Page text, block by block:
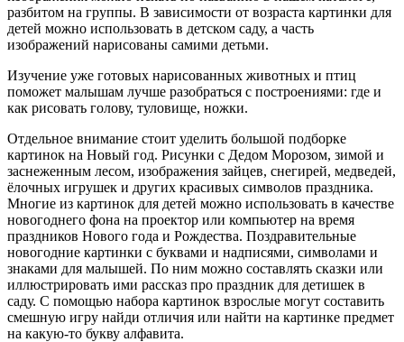
разбитом на группы. В зависимости от возраста картинки для
детей можно использовать в детском саду, а часть
изображений нарисованы самими детьми.
Изучение уже готовых нарисованных животных и птиц
поможет малышам лучше разобраться с построениями: где и
как рисовать голову, туловище, ножки.
Отдельное внимание стоит уделить большой подборке
картинок на Новый год. Рисунки с Дедом Морозом, зимой и
заснеженным лесом, изображения зайцев, снегирей, медведей,
ёлочных игрушек и других красивых символов праздника.
Многие из картинок для детей можно использовать в качестве
новогоднего фона на проектор или компьютер на время
праздников Нового года и Рождества. Поздравительные
новогодние картинки с буквами и надписями, символами и
знаками для малышей. По ним можно составлять сказки или
иллюстрировать ими рассказ про праздник для детишек в
саду. С помощью набора картинок взрослые могут составить
смешную игру найди отличия или найти на картинке предмет
на какую-то букву алфавита.